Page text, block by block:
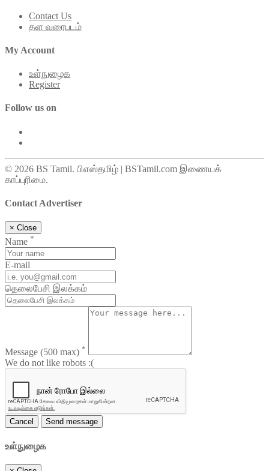
Contact Us
தள வரைபடம்
My Account
உள்நுழைக
Register
Follow us on
© 2026 BS Tamil. பிஎஸ்தமிழ் | BSTamil.com இணையக்
காப்புரிமை.
Contact Advertiser
× Close
Name *
E-mail
தெலைபேசி இலக்கம்
Message (500 max) *
We do not like robots :(
Cancel Send message
உள்நுழைக